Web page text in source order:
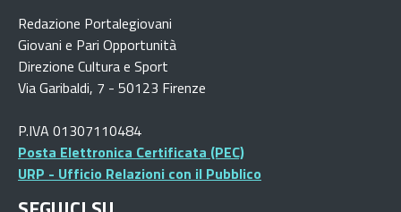
Redazione Portalegiovani
Giovani e Pari Opportunità
Direzione Cultura e Sport
Via Garibaldi, 7 - 50123 Firenze
P.IVA 01307110484
Posta Elettronica Certificata (PEC)
URP - Ufficio Relazioni con il Pubblico